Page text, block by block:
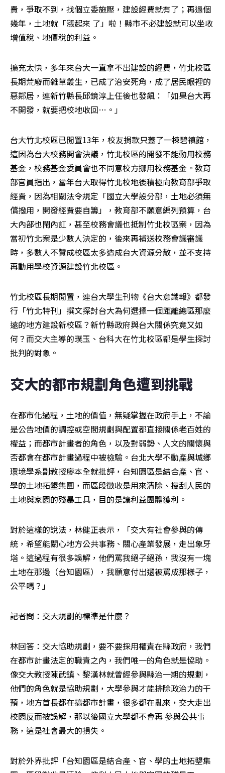
費，爭取不到，找個立委施壓，建設經費就有了；再過個
幾年，土地就「漲起來 了」啦！縣市不必建設就可以坐收
增值稅、地價稅的利益。
擴充太快，多年來台大一直拿不出建設的經費，竹北校區
長期荒廢而雜草叢生，已成了治安死角，成了居民眼裡的
惡鄰居，連新竹縣長邱鏡淳上任後也發飆：「如果台大再
不開發，就要把校地收回…。」
台大竹北校區已閒置13年，校友捐款只蓋了一棟碧禛館，
這因為台大校務開會決議，竹北校區的開發不能動用校務
基金，校務基金委員會也不同意校方挪用校務基金。教育
部官員指出，當年台大取得竹北校地後積極向教育部爭取
經費，因為相關法令規定「國立大學設分部，土地必須無
償撥用，開發經費要自籌」，教育部不願意編列預算，台
大內部也鬧內訌，甚至校務會議也抵制竹北校區案，因為
當初竹北案是少數人決定的，後來再補送校務會議審議
時，多數人不贊成校區太多造成台大資源分散，並不支持
再動用學校資源建設竹北校區。
竹北校區長期閒置，連台大學生刊物《台大意識報》都發
行「竹北特刊」撰文探討台大為何選擇一個距離總區那麼
遠的地方建設新校區？新竹縣政府與台大關係究竟又如
何？而交大主導的璞玉、台科大在竹北校區都是學生探討
批判的對象。
交大的都市規劃角色遭到挑戰
在都市化過程，土地的價值，無疑掌握在政府手上，不論
是公告地價的調控或空間規劃與配置都直接關係老百姓的
權益；而都市計畫者的角色，以及對弱勢、人文的關懷與
否都會在都市計畫過程中被檢驗。台北大學不動產與城鄉
環境學系副教授廖本全就批評，台知園區是結合產、官、
學的土地拓墾集團，而區段徵收是用來清除、搜刮人民的
土地與家園的殘暴工具，目的是讓利益團體獲利。
對於這樣的說法，林健正表示，「交大有社會參與的傳
統，希望能關心地方公共事務、關心產業發展，走出象牙
塔。這過程有很多誤解，他們罵我絕子絕孫，我沒有一塊
土地在那邊（台知園區），我願意付出還被罵成那樣子，
公平嗎？」
記者問：交大規劃的標準是什麼？
林回答：交大協助規劃，要不要採用權責在縣政府，我們
在都市計畫法定的職責之內，我們唯一的角色就是協助。
像交大教授陳武鎮、黎漢林就曾經參與縣治一期的規劃，
他們的角色就是協助規劃，大學參與才能排除政治力的干
預，地方首長都在搞都市計畫，很多都在亂來，交大走出
校園反而被誤解，那以後國立大學都不會再 參與公共事
務，這是社會最大的損失。
對於外界批評「台知園區是結合產、官、學的土地拓墾集